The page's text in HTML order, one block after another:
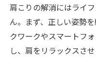
肩こりの解消にはライ
ん。まず、正しい姿勢
クワークやスマートフ
し、肩をリラックスさ